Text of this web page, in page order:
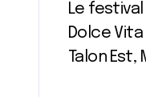
Le
Dolce Vita
Talon Est,